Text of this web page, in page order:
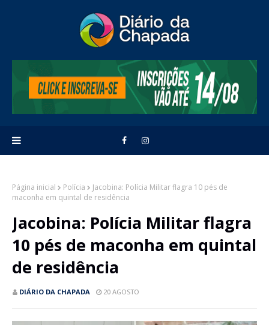
Página inicial Polícia
Jacobina: Polícia Militar flagra 10 pés de
maconha em quintal de residência
Jacobina: Polícia Militar flagra
10 pés de maconha em quintal
de residência
DIÁRIO DA CHAPADA 20 AGOSTO